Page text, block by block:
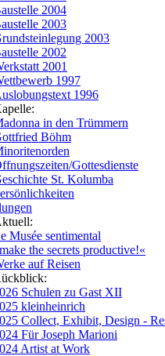
2004
2003
2003
2002
2001
1997
1996
in den Trümmern
Böhm
Gottesdienste
St. Kolumba
Musée sentimental
the secrets productive!«
auf Reisen
Schulen zu Gast XII
kleinheinrich
Collect, Exhibit, Design -
Für Joseph Marioni
Artist at Work